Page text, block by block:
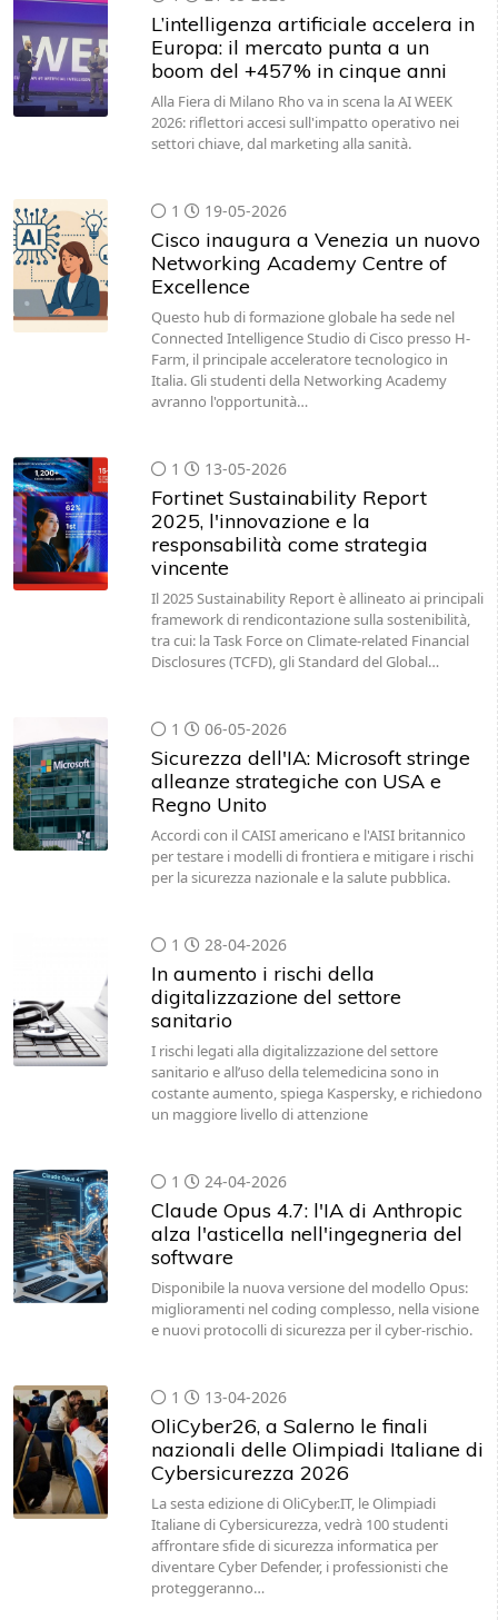
L’intelligenza artificiale accelera in
Europa: il mercato punta a un
boom del +457% in cinque anni
Alla Fiera di Milano Rho va in scena la AI WEEK
2026: riflettori accesi sull'impatto operativo nei
settori chiave, dal marketing alla sanità.
1 19-05-2026
Cisco inaugura a Venezia un nuovo
Networking Academy Centre of
Excellence
Questo hub di formazione globale ha sede nel
Connected Intelligence Studio di Cisco presso H-
Farm, il principale acceleratore tecnologico in
Italia. Gli studenti della Networking Academy
avranno l'opportunità…
1 13-05-2026
Fortinet Sustainability Report
2025, l'innovazione e la
responsabilità come strategia
vincente
Il 2025 Sustainability Report è allineato ai principali
framework di rendicontazione sulla sostenibilità,
tra cui: la Task Force on Climate-related Financial
Disclosures (TCFD), gli Standard del Global…
1 06-05-2026
Sicurezza dell'IA: Microsoft stringe
alleanze strategiche con USA e
Regno Unito
Accordi con il CAISI americano e l'AISI britannico
per testare i modelli di frontiera e mitigare i rischi
per la sicurezza nazionale e la salute pubblica.
1 28-04-2026
In aumento i rischi della
digitalizzazione del settore
sanitario
I rischi legati alla digitalizzazione del settore
sanitario e all’uso della telemedicina sono in
costante aumento, spiega Kaspersky, e richiedono
un maggiore livello di attenzione
1 24-04-2026
Claude Opus 4.7: l'IA di Anthropic
alza l'asticella nell'ingegneria del
software
Disponibile la nuova versione del modello Opus:
miglioramenti nel coding complesso, nella visione
e nuovi protocolli di sicurezza per il cyber-rischio.
1 13-04-2026
OliCyber26, a Salerno le finali
nazionali delle Olimpiadi Italiane di
Cybersicurezza 2026
La sesta edizione di OliCyber.IT, le Olimpiadi
Italiane di Cybersicurezza, vedrà 100 studenti
affrontare sfide di sicurezza informatica per
diventare Cyber Defender, i professionisti che
proteggeranno…